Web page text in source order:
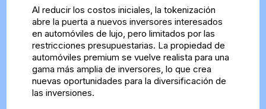
Al reducir los costos iniciales, la tokenización
abre la puerta a nuevos inversores interesados
en automóviles de lujo, pero limitados por las
restricciones presupuestarias. La propiedad de
automóviles premium se vuelve realista para una
gama más amplia de inversores, lo que crea
nuevas oportunidades para la diversificación de
las inversiones.